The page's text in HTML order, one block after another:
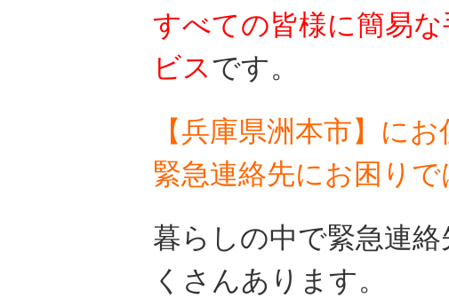
すべての皆様に簡易
ビスです。
【兵庫県洲本市】に
緊急連絡先にお困り
暮らしの中で緊急連
くさんあります。